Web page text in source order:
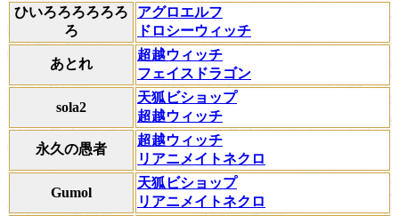
ひいろろろろろろ
ろ
アグロエルフ
ドロシーウィッチ
あとれ
超越ウィッチ
フェイスドラゴン
sola2
天狐ビショップ
超越ウィッチ
永久の愚者
超越ウィッチ
リアニメイトネクロ
Gumol
天狐ビショップ
リアニメイトネクロ